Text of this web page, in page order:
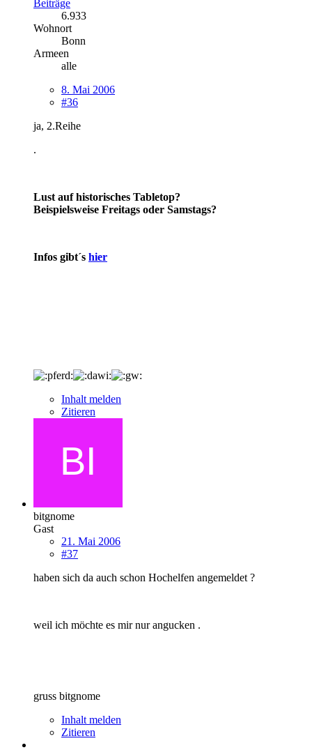
Beiträge
6.933
Wohnort
Bonn
Armeen
alle
8. Mai 2006
#36
ja, 2.Reihe
.
Lust auf historisches Tabletop?
Beispielsweise Freitags oder Samstags?
Infos gibt´s hier
Inhalt melden
Zitieren
bitgnome
Gast
21. Mai 2006
#37
haben sich da auch schon Hochelfen angemeldet ?
weil ich möchte es mir nur angucken .
gruss bitgnome
Inhalt melden
Zitieren